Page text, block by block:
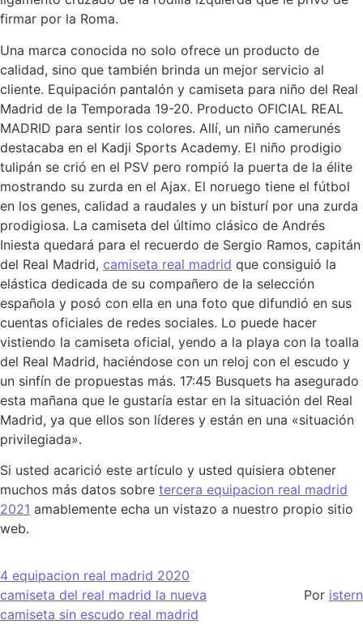
firmar por la Roma.
Una marca conocida no solo ofrece un producto de
calidad, sino que también brinda un mejor servicio al
cliente. Equipación pantalón y camiseta para niño del Real
Madrid de la Temporada 19-20. Producto OFICIAL REAL
MADRID para sentir los colores. Allí, un niño camerunés
destacaba en el Kadji Sports Academy. El niño prodigio
tulipán se crió en el PSV pero rompió la puerta de la élite
mostrando su zurda en el Ajax. El noruego tiene el fútbol
en los genes, calidad a raudales y un bisturí por una zurda
prodigiosa. La camiseta del último clásico de Andrés
Iniesta quedará para el recuerdo de Sergio Ramos, capitán
del Real Madrid, camiseta real madrid que consiguió la
elástica dedicada de su compañero de la selección
española y posó con ella en una foto que difundió en sus
cuentas oficiales de redes sociales. Lo puede hacer
vistiendo la camiseta oficial, yendo a la playa con la toalla
del Real Madrid, haciéndose con un reloj con el escudo y
un sinfín de propuestas más. 17:45 Busquets ha asegurado
esta mañana que le gustaría estar en la situación del Real
Madrid, ya que ellos son líderes y están en una «situación
privilegiada».
Si usted acarició este artículo y usted quisiera obtener
muchos más datos sobre tercera equipacion real madrid
2021 amablemente echa un vistazo a nuestro propio sitio
web.
4 equipacion real madrid 2020
camiseta del real madrid la nueva
camiseta sin escudo real madrid
Por istern